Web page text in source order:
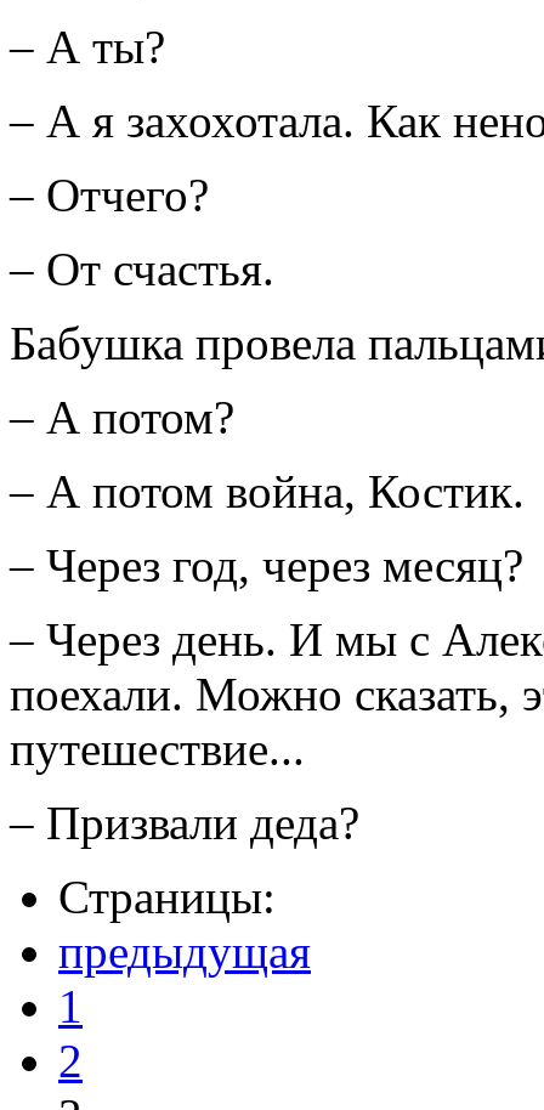
– А ты?
– А я захохотала. Как
– Отчего?
– От счастья.
Бабушка провела
– А потом?
– А потом война, Костик.
– Через год, через месяц?
– Через день. И мы с
поехали. Можно сказать,
путешествие...
– Призвали деда?
Страницы:
предыдущая
1
2